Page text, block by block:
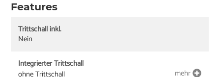
Features
Trittschall inkl.
Nein
Integrierter Trittschall
ohne Trittschall
mehr